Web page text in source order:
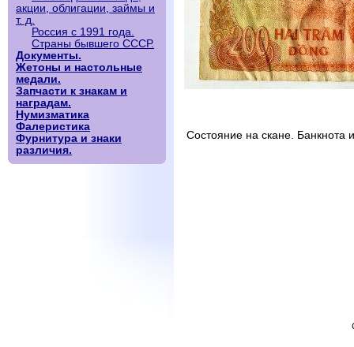
акции, облигации, займы и
т. д.
Россия с 1991 года.
Страны бывшего СССР.
Документы.
Жетоны и настольные
медали.
Запчасти к знакам и
наградам.
Нумизматика
Фалеристика
Фурнитура и знаки
различия.
Состояние на скане. Банкнота